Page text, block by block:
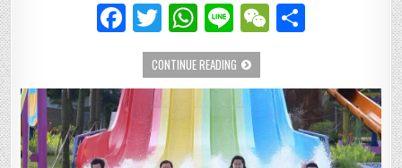
F
a
c
e
b
o
T
w
it
te
r
W
h
at
A
p
Li
n
e
W
h
at
e
CONTINUE READINGSUMBA DINOBATKAN JADI